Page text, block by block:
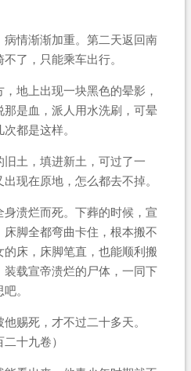
情渐渐加重。第二天返回南
了，只能乘车出行。
地上出现一块黑色的晕影，
是血，派人用水洗刷，可晕
都是这样。
土，填进新土，可过了一
现在原地，怎么都去不掉。
溃烂而死。下葬的时候，宣
脚全都弯曲卡住，根本搬不
床，床脚笔直，也能顺利搬
载宣帝溃烂的尸体，一同下
。
赐死，才不过二十多天。
十九卷）